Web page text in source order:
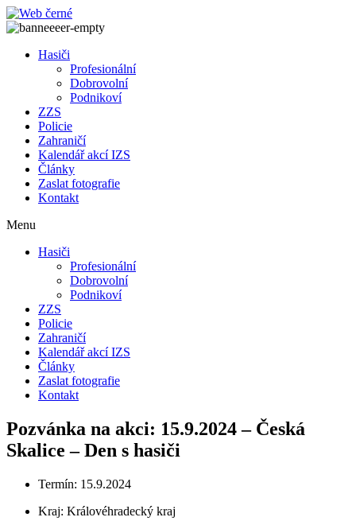
Přejít
k
Hasiči
Profesionální
Dobrovolní
Podnikoví
ZZS
Policie
Zahraničí
Kalendář akcí IZS
Články
Zaslat fotografie
Kontakt
Menu
Hasiči
Profesionální
Dobrovolní
Podnikoví
ZZS
Policie
Zahraničí
Kalendář akcí IZS
Články
Zaslat fotografie
Kontakt
Pozvánka na akci: 15.9.2024 – Česká
Skalice – Den s hasiči
Termín: 15.9.2024
Kraj: Královéhradecký kraj